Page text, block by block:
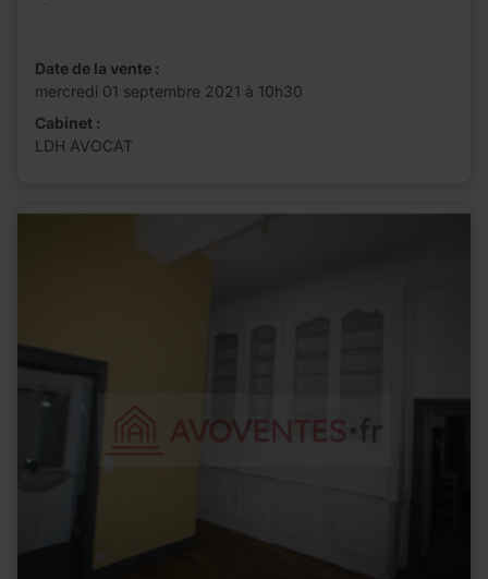
Date de la vente :
mercredi 01 septembre 2021 à 10h30
Cabinet :
LDH AVOCAT